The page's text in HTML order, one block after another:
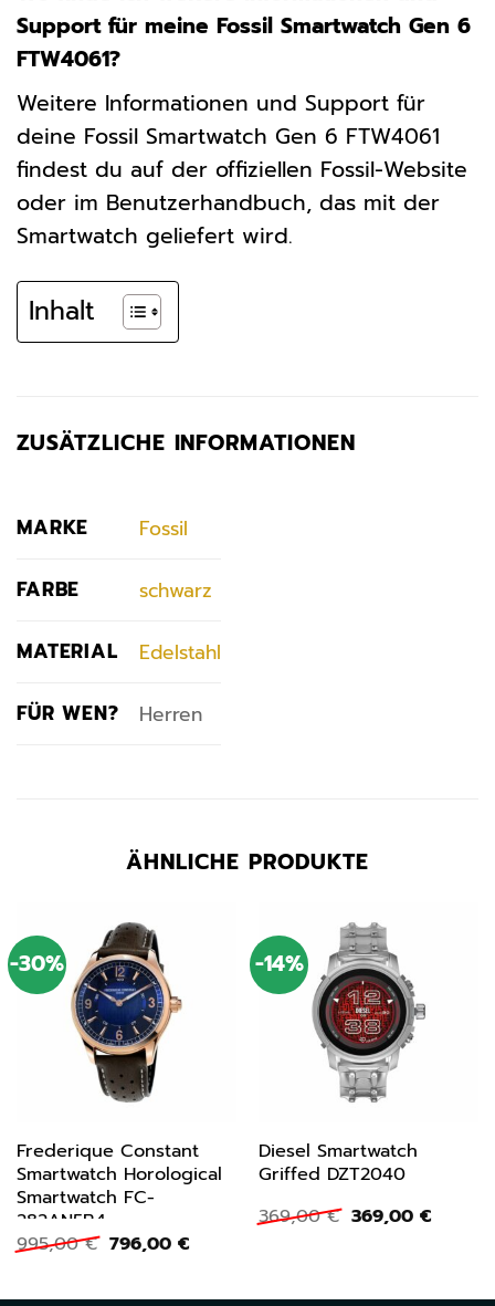
Support für meine Fossil Smartwatch Gen 6
FTW4061?
Weitere Informationen und Support für
deine Fossil Smartwatch Gen 6 FTW4061
findest du auf der offiziellen Fossil-Website
oder im Benutzerhandbuch, das mit der
Smartwatch geliefert wird.
Inhalt
ZUSÄTZLICHE INFORMATIONEN
MARKE Fossil
FARBE schwarz
MATERIAL Edelstahl
FÜR WEN? Herren
ÄHNLICHE PRODUKTE
-30%
Frederique Constant
Smartwatch Horological
Smartwatch FC-
282AN5B4
995,00€ Ursprünglicher
Preis
995,00 €
796,00 €Aktueller
796,00 €.
-14%
Diesel Smartwatch
Griffed DZT2040
369,00€ Ursprünglicher
Preis
369,00 €